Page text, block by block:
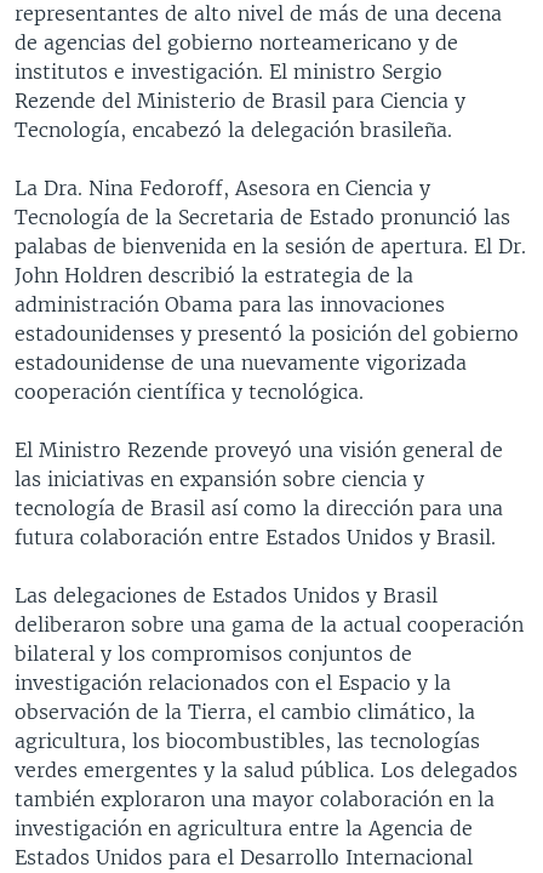
TECNOLOGÍA
DEPORTES
CIENCIA Y SALUD
FOTOGRAFÍA
AUDIOS
EL MUNDO AL DÍA
FORO INTERAMERICANO
VISIÓN 360
PANORAMA
RADIO
AVANCE INFORMATIVO
AUDIONOTICIAS
ESTADOS UNIDOS AL DÍA
EL MUNDO AL DÍA [RADIO]
FORO [RADIO]
DEPORTIVO INTERNACIONAL
NOTA ECONÓMICA
DIRECT
DOCUMENTALES DE LA VOA
Learning English
SÍGANOS
Idiomas
representantes de alto nivel de más de una decena
de agencias del gobierno norteamericano y de
institutos e investigación. El ministro Sergio
Rezende del Ministerio de Brasil para Ciencia y
Tecnología, encabezó la delegación brasileña.
La Dra. Nina Fedoroff, Asesora en Ciencia y
Tecnología de la Secretaria de Estado pronunció las
palabas de bienvenida en la sesión de apertura. El Dr.
John Holdren describió la estrategia de la
administración Obama para las innovaciones
estadounidenses y presentó la posición del gobierno
estadounidense de una nuevamente vigorizada
cooperación científica y tecnológica.
El Ministro Rezende proveyó una visión general de
las iniciativas en expansión sobre ciencia y
tecnología de Brasil así como la dirección para una
futura colaboración entre Estados Unidos y Brasil.
Las delegaciones de Estados Unidos y Brasil
deliberaron sobre una gama de la actual cooperación
bilateral y los compromisos conjuntos de
investigación relacionados con el Espacio y la
observación de la Tierra, el cambio climático, la
agricultura, los biocombustibles, las tecnologías
verdes emergentes y la salud pública. Los delegados
también exploraron una mayor colaboración en la
investigación en agricultura entre la Agencia de
Estados Unidos para el Desarrollo Internacional